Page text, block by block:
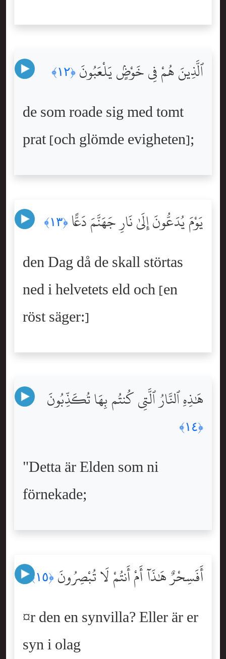
ٱلَّذِينَ هُمْ فِى خَوْضٍۢ يَلْعَبُونَ ﴿١٢﴾
de som roade sig med tomt
prat [och glömde evigheten];
يَوْمَ يُدَعُّونَ إِلَىٰ نَارِ جَهَنَّمَ دَعًّا ﴿١٣﴾
den Dag då de skall störtas
ned i helvetets eld och [en
röst säger:]
هَٰذِهِ ٱلنَّارُ ٱلَّتِى كُنتُم بِهَا تُكَذِّبُونَ
﴿١٤﴾
"Detta är Elden som ni
förnekade;
أَفَسِحْرٌ هَٰذَآ أَمْ أَنتُمْ لَا تُبْصِرُونَ ﴿١٥﴾
¤r den en synvilla? Eller är er
syn i olag